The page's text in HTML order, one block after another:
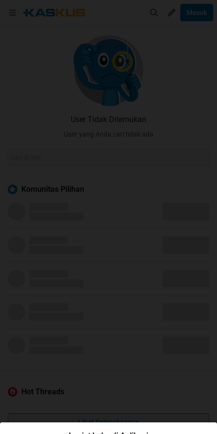
Masuk
User Tidak Ditemukan
User yang Anda cari tidak ada
Komunitas Pilihan
Hot Threads
Lihat Selengkapnya